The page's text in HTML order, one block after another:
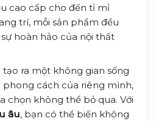
cao cấp cho đến tỉ mỉ
trí, mỗi sản phẩm đều
hoàn hảo của nội thất
ra một không gian sống
phong cách của riêng mình,
chọn không thể bỏ qua. Với
âu, bạn có thể biến không